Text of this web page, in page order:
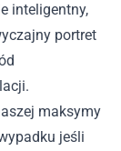
inteligentny,
portret
maksymy
jeśli